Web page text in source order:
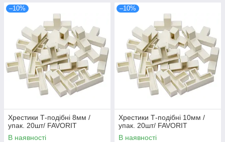
–10%
Хрестики Т-подібні 8мм /
упак. 20шт/ FAVORIT
В наявності
–10%
Хрестики Т-подібні 10мм /
упак. 20шт/ FAVORIT
В наявності